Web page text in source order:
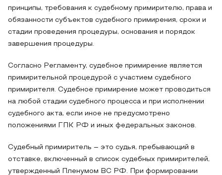
принципы, требования к судебному примирителю, права и
обязанности субъектов судебного примирения, сроки и
стадии проведения процедуры, основания и порядок
завершения процедуры.
Согласно Регламенту, судебное примирение является
примирительной процедурой с участием судебного
примирителя. Судебное примирение может проводиться
на любой стадии судебного процесса и при исполнении
судебного акта, если иное не предусмотрено
положениями ГПК РФ и иных федеральных законов.
Судебный примиритель – это судья, пребывающий в
отставке, включенный в список судебных примирителей,
утвержденный Пленумом ВС РФ. При формировании